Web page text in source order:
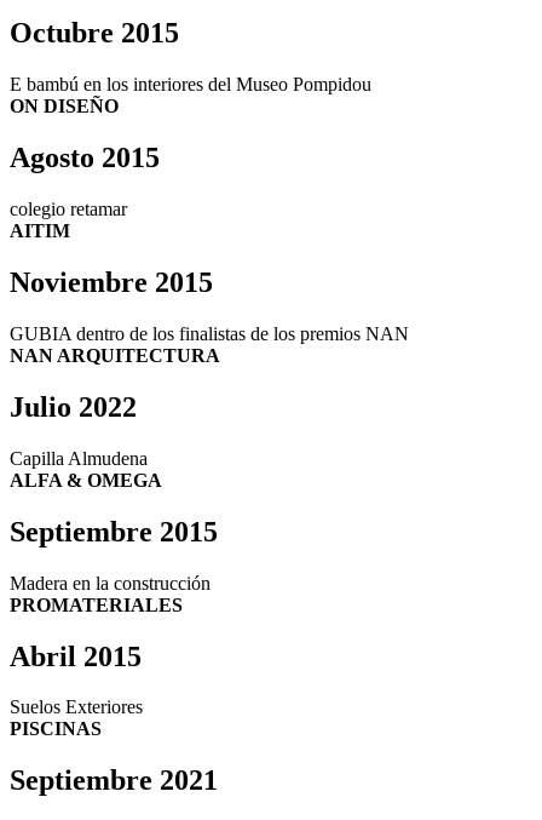
Octubre 2015
E bambú en los interiores del Museo Pompidou
ON DISEÑO
Agosto 2015
colegio retamar
AITIM
Noviembre 2015
GUBIA dentro de los finalistas de los premios NAN
NAN ARQUITECTURA
Julio 2022
Capilla Almudena
ALFA & OMEGA
Septiembre 2015
Madera en la construcción
PROMATERIALES
Abril 2015
Suelos Exteriores
PISCINAS
Septiembre 2021